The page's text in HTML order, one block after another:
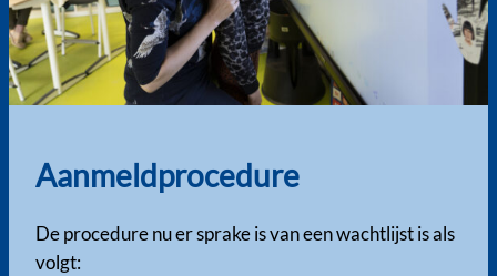
Aanmeldprocedure
De procedure nu er sprake is van een wachtlijst is als
volgt: